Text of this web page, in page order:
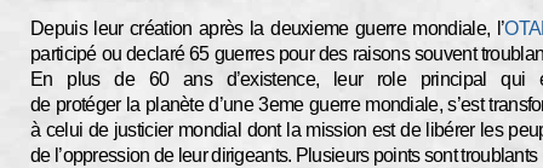
Depuis leur création après la deuxieme guerre mondiale, l’
participé ou declaré 65 guerres pour des raisons souvent
En plus de 60 ans d’existence, leur role principal qui
de protéger la planète d’une 3eme guerre mondiale, s’est
à celui de justicier mondial dont la mission est de libérer les
de l’oppression de leur dirigeants. Plusieurs points sont